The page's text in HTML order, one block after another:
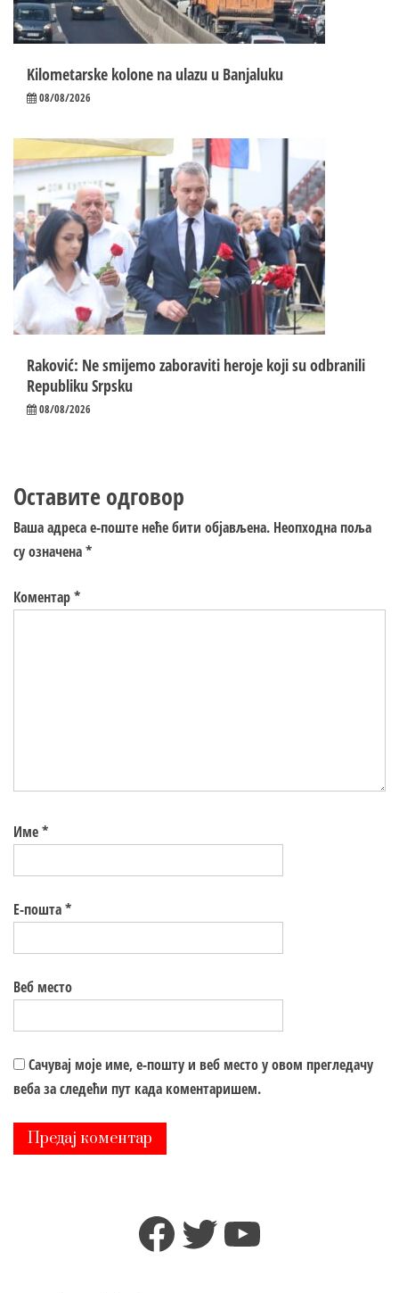
Kilometarske kolone na ulazu u Banjaluku
08/08/2026
Raković: Ne smijemo zaboraviti heroje koji su odbranili
Republiku Srpsku
08/08/2026
Оставите одговор
Ваша адреса е-поште неће бити објављена. Неопходна поља
су означена*
Коментар*
Име*
Е-пошта*
Веб место
Сачувај моје име, е-пошту и веб место у овом прегледачу
веба за следећи пут када коментаришем.
Facebook
TwitterYouTube